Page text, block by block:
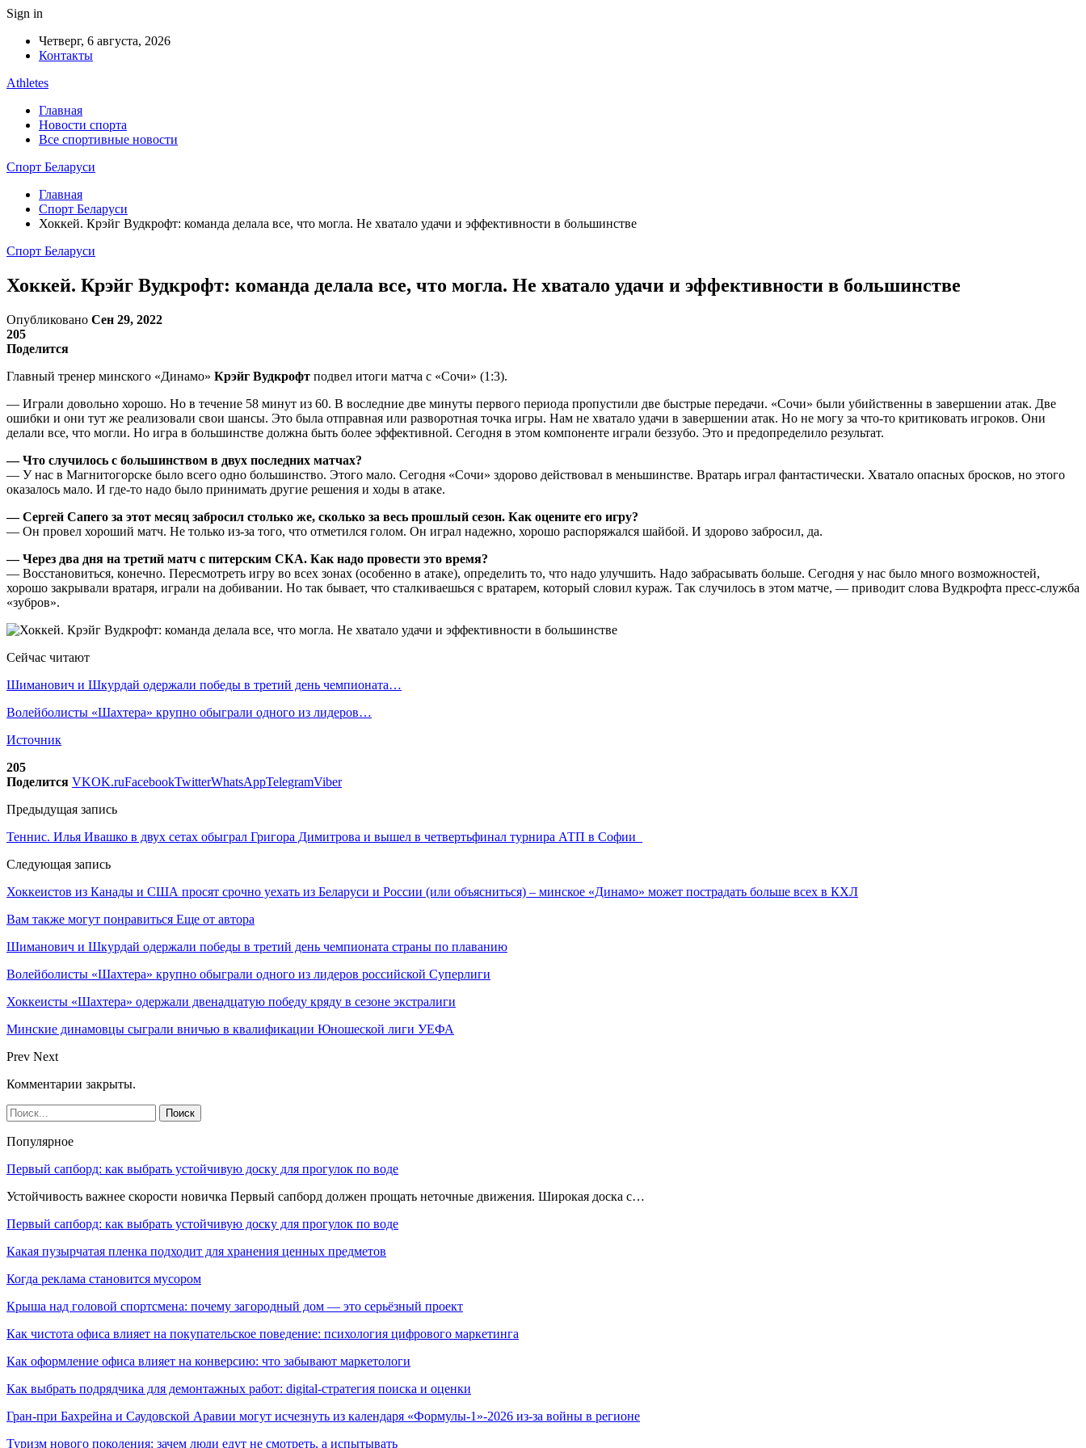
Sign in
Четверг, 6 августа, 2026
Контакты
Athletes
Главная
Новости спорта
Все спортивные новости
Спорт Беларуси
Главная
Спорт Беларуси
Хоккей. Крэйг Вудкрофт: команда делала все, что могла. Не хватало удачи и эффективности в большинстве
Спорт Беларуси
Хоккей. Крэйг Вудкрофт: команда делала все, что могла. Не хватало удачи и эффективности в большинстве
Опубликовано Сен 29, 2022
205
Поделится
Главный тренер минского «Динамо» Крэйг Вудкрофт подвел итоги матча с «Сочи» (1:3).
— Играли довольно хорошо. Но в течение 58 минут из 60. В воследние две минуты первого периода пропустили две быстрые передачи. «Сочи» были убийственны в завершении атак. Две
ошибки и они тут же реализовали свои шансы. Это была отправная или разворотная точка игры. Нам не хватало удачи в завершении атак. Но не могу за что-то критиковать игроков. Они
делали все, что могли. Но игра в большинстве должна быть более эффективной. Сегодня в этом компоненте играли беззубо. Это и предопределило результат.
— Что случилось с большинством в двух последних матчах?
— У нас в Магнитогорске было всего одно большинство. Этого мало. Сегодня «Сочи» здорово действовал в меньшинстве. Вратарь играл фантастически. Хватало опасных бросков, но этого
оказалось мало. И где-то надо было принимать другие решения и ходы в атаке.
— Сергей Сапего за этот месяц забросил столько же, сколько за весь прошлый сезон. Как оцените его игру?
— Он провел хороший матч. Не только из-за того, что отметился голом. Он играл надежно, хорошо распоряжался шайбой. И здорово забросил, да.
— Через два дня на третий матч с питерским СКА. Как надо провести это время?
— Восстановиться, конечно. Пересмотреть игру во всех зонах (особенно в атаке), определить то, что надо улучшить. Надо забрасывать больше. Сегодня у нас было много возможностей,
хорошо закрывали вратаря, играли на добивании. Но так бывает, что сталкиваешься с вратарем, который словил кураж. Так случилось в этом матче, — приводит слова Вудкрофта пресс-служба
«зубров».
Сейчас читают
Шиманович и Шкурдай одержали победы в третий день чемпионата…
Волейболисты «Шахтера» крупно обыграли одного из лидеров…
Источник
205
Поделится VKOK.ruFacebookTwitterWhatsAppTelegramViber
Предыдущая запись
Теннис. Илья Ивашко в двух сетах обыграл Григора Димитрова и вышел в четвертьфинал турнира АТП в Софии
Следующая запись
Хоккеистов из Канады и США просят срочно уехать из Беларуси и России (или объясниться) – минское «Динамо» может пострадать больше всех в КХЛ
Вам также могут понравиться Еще от автора
Шиманович и Шкурдай одержали победы в третий день чемпионата страны по плаванию
Волейболисты «Шахтера» крупно обыграли одного из лидеров российской Суперлиги
Хоккеисты «Шахтера» одержали двенадцатую победу кряду в сезоне экстралиги
Минские динамовцы сыграли вничью в квалификации Юношеской лиги УЕФА
Prev Next
Комментарии закрыты.
Популярное
Первый сапборд: как выбрать устойчивую доску для прогулок по воде
Устойчивость важнее скорости новичка Первый сапборд должен прощать неточные движения. Широкая доска с…
Первый сапборд: как выбрать устойчивую доску для прогулок по воде
Какая пузырчатая пленка подходит для хранения ценных предметов
Когда реклама становится мусором
Крыша над головой спортсмена: почему загородный дом — это серьёзный проект
Как чистота офиса влияет на покупательское поведение: психология цифрового маркетинга
Как оформление офиса влияет на конверсию: что забывают маркетологи
Как выбрать подрядчика для демонтажных работ: digital-стратегия поиска и оценки
Гран-при Бахрейна и Саудовской Аравии могут исчезнуть из календаря «Формулы-1»-2026 из-за войны в регионе
Туризм нового поколения: зачем люди едут не смотреть, а испытывать